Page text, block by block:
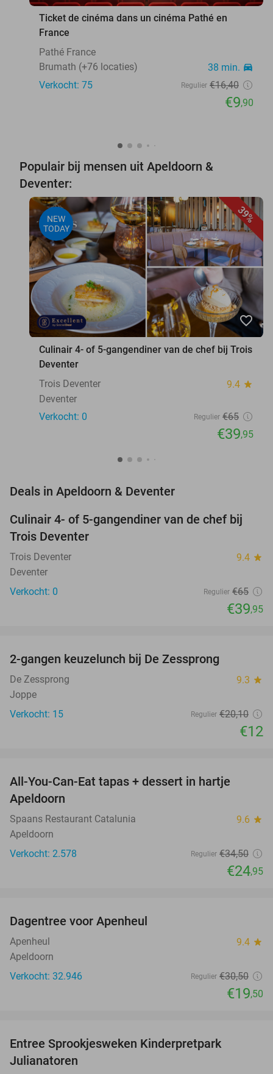
Ticket de cinéma dans un cinéma Pathé en
France
Pathé France
Brumath (+76 locaties)
38 min. directions_car
Verkocht: 75 Regulier €16,40
€9,90
Populair bij mensen uit Apeldoorn &
Deventer:
39%
NEW
TODAY
favorite_border
Culinair 4- of 5-gangendiner van de chef bij Trois
Deventer
Trois Deventer
9.4 star
Deventer
Verkocht: 0
Regulier €65
€39,95
Deals in Apeldoorn & Deventer
39%
TODAY
Culinair 4- of 5-gangendiner van de chef bij
Trois Deventer
Trois Deventer 9.4 star
Deventer
Verkocht: 0
Regulier €65
€39,95
NEW
TODAY
2-gangen keuzelunch bij De Zessprong
De Zessprong 9.3 star
Joppe
Verkocht: 15
Regulier €20,10
€12
All-You-Can-Eat tapas + dessert in hartje
Apeldoorn
Spaans Restaurant Catalunia 9.6 star
Apeldoorn
Verkocht: 2.578
Regulier €34,50
€24,95
Dagentree voor Apenheul
Apenheul 9.4 star
Apeldoorn
Verkocht: 32.946
Regulier €30,50
€19,50
Entree Sprookjesweken Kinderpretpark
Julianatoren